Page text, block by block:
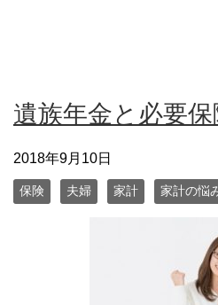
遺族年金と必要
2018年9月10日
保険 夫婦 家計 家計の悩